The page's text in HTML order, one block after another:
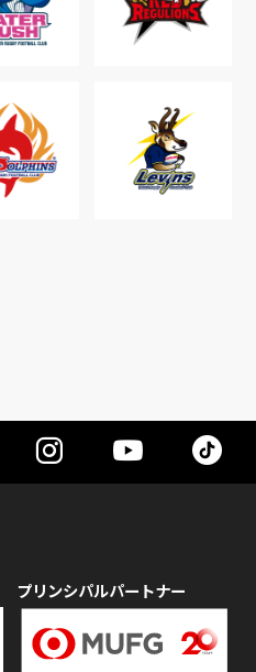
プリンシパルパートナー